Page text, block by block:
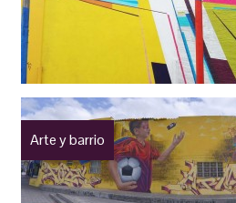
Arte y barrio